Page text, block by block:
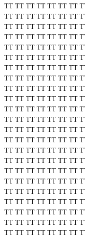
TT TT TT TT TT TT TT
TT TT TT TT TT TT TT
TT TT TT TT TT TT TT
TT TT TT TT TT TT TT
TT TT TT TT TT TT TT
TT TT TT TT TT TT TT
TT TT TT TT TT TT TT
TT TT TT TT TT TT TT
TT TT TT TT TT TT TT
TT TT TT TT TT TT TT
TT TT TT TT TT TT TT
TT TT TT TT TT TT TT
TT TT TT TT TT TT TT
TT TT TT TT TT TT TT
TT TT TT TT TT TT TT
TT TT TT TT TT TT TT
TT TT TT TT TT TT TT
TT TT TT TT TT TT TT
TT TT TT TT TT TT TT
TT TT TT TT TT TT TT
TT TT TT TT TT TT TT
TT TT TT TT TT TT TT
TT TT TT TT TT TT TT